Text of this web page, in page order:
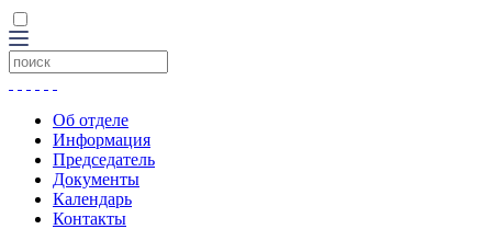
Об отделе
Информация
Председатель
Документы
Календарь
Контакты